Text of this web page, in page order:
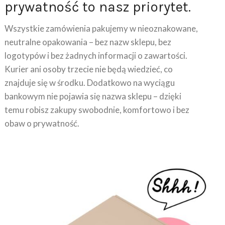
Wszystkie zamówienia pakujemy w nieoznakowane,
neutralne opakowania – bez nazw sklepu, bez
logotypów i bez żadnych informacji o zawartości.
Kurier ani osoby trzecie nie będą wiedzieć, co
znajduje się w środku. Dodatkowo na wyciągu
bankowym nie pojawia się nazwa sklepu – dzięki
temu robisz zakupy swobodnie, komfortowo i bez
obaw o prywatność.